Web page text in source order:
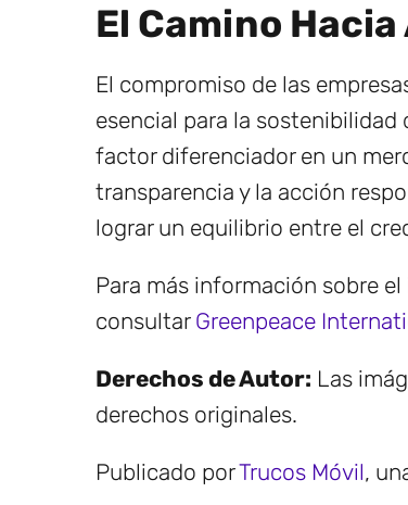
El Camino
El compromiso de las
esencial para la
factor diferenciador en un
transparencia y la acción
lograr un equilibrio entre el
Para más información sobre
consultar Greenpeace
Derechos de Autor: Las
derechos originales.
Publicado porTrucos Móvil,